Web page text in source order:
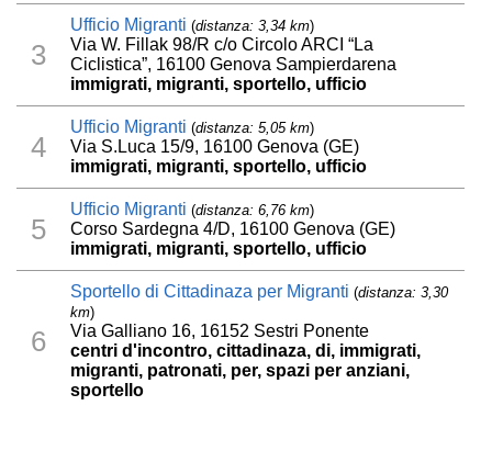
3
Ufficio Migranti (distanza: 3,34 km)
Via W. Fillak 98/R c/o Circolo ARCI “La
Ciclistica”, 16100 Genova Sampierdarena
immigrati, migranti, sportello, ufficio
4
Ufficio Migranti (distanza: 5,05 km)
Via S.Luca 15/9, 16100 Genova (GE)
immigrati, migranti, sportello, ufficio
5
Ufficio Migranti (distanza: 6,76 km)
Corso Sardegna 4/D, 16100 Genova (GE)
immigrati, migranti, sportello, ufficio
6
Sportello di Cittadinaza per Migranti (distanza: 3,30
km)
Via Galliano 16, 16152 Sestri Ponente
centri d'incontro, cittadinaza, di, immigrati,
migranti, patronati, per, spazi per anziani,
sportello